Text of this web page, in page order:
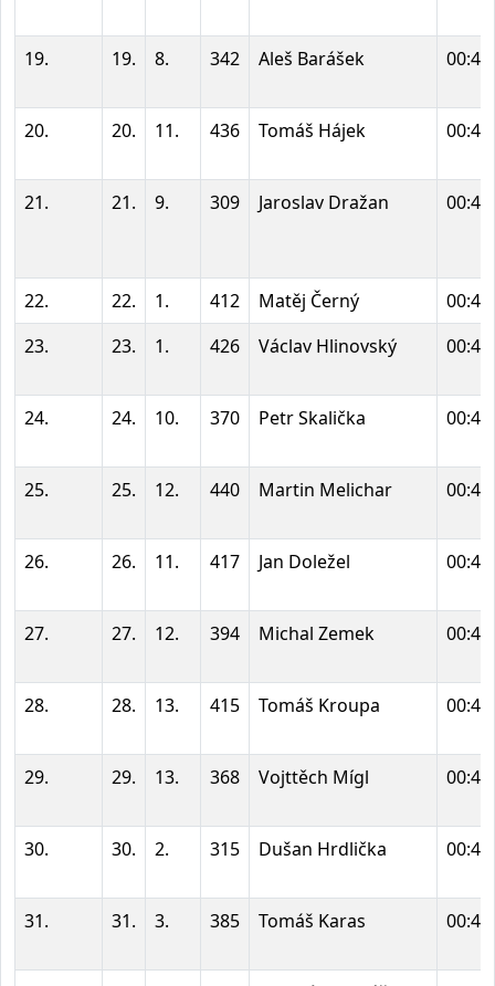
19. 19. 8. 342 Aleš Barášek
20. 20. 11. 436 Tomáš Hájek
21. 21. 9. 309 Jaroslav Dražan
22. 22. 1. 412 Matěj Černý
23.
23. 1. 426 Václav Hlinovský
24. 24. 10. 370 Petr Skalička
25. 25. 12. 440 Martin Melichar
26. 26. 11. 417 Jan Doležel
27. 27. 12. 394 Michal Zemek
28. 28. 13. 415 Tomáš Kroupa
29. 29. 13. 368 Vojttěch Mígl
30. 30. 2. 315 Dušan Hrdlička
31. 31. 3. 385 Tomáš Karas